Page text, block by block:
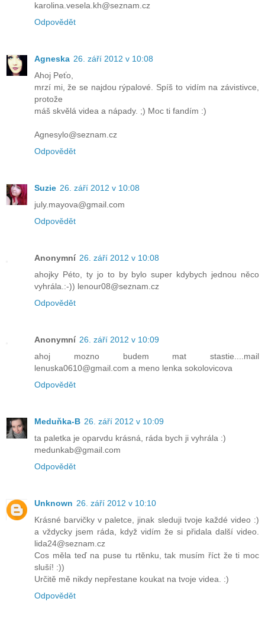
karolina.vesela.kh@seznam.cz
Odpovědět
Agneska 26. září 2012 v 10:08
Ahoj Peťo,
mrzí mi, že se najdou rýpalové. Spíš to vidím na závistivce,
protože
máš skvělá videa a nápady. ;) Moc ti fandím :)
Agnesylo@seznam.cz
Odpovědět
Suzie 26. září 2012 v 10:08
july.mayova@gmail.com
Odpovědět
Anonymní 26. září 2012 v 10:08
ahojky Péto, ty jo to by bylo super kdybych jednou něco
vyhrála.:-)) lenour08@seznam.cz
Odpovědět
Anonymní 26. září 2012 v 10:09
ahoj mozno budem mat stastie....mail
lenuska0610@gmail.com a meno lenka sokolovicova
Odpovědět
Meduňka-B 26. září 2012 v 10:09
ta paletka je oparvdu krásná, ráda bych ji vyhrála :)
medunkab@gmail.com
Odpovědět
Unknown 26. září 2012 v 10:10
Krásné barvičky v paletce, jinak sleduji tvoje každé video :)
a vždycky jsem ráda, když vidím že si přidala další video.
lida24@seznam.cz
Cos měla teď na puse tu rtěnku, tak musím říct že ti moc
sluší! :))
Určitě mě nikdy nepřestane koukat na tvoje videa. :)
Odpovědět